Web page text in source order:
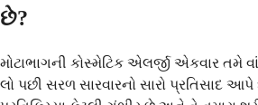
છે?
મોટાભાગની કોસ્મેટિક એલર્જી એકવાર તમે
લો પછી સરળ સારવારનો સારો પ્રતિસાદ આપે